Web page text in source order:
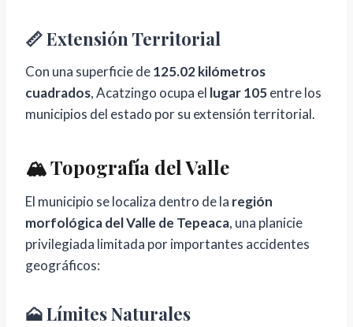
📏 Extensión Territorial
Con una superficie de125.02 kilómetros
cuadrados, Acatzingo ocupa el lugar 105entre los
municipios del estado por su extensión territorial.
🏔️ Topografía del Valle
El municipio se localiza dentro de la región
morfológica del Valle de Tepeaca, una planicie
privilegiada limitada por importantes accidentes
geográficos:
🗻 Límites Naturales